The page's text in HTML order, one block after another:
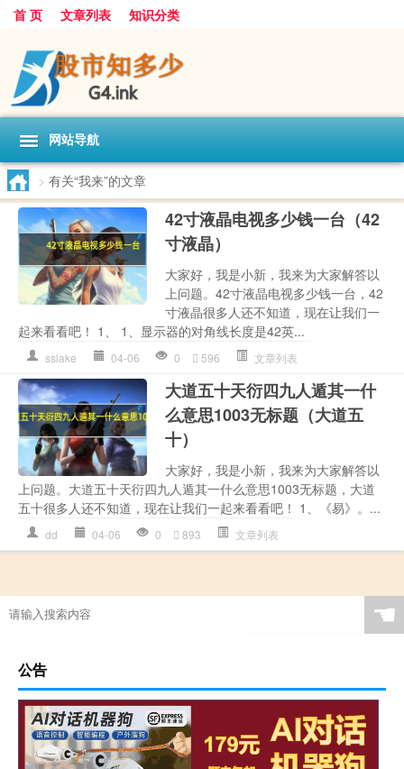
首 页 文章列表 知识分类
网站导航
> 有关“我来”的文章
42寸液晶电视多少钱一台（42
寸液晶）
大家好，我是小新，我来为大家解答以
上问题。42寸液晶电视多少钱一台，42
寸液晶很多人还不知道，现在让我们一
起来看看吧！ 1、 1、显示器的对角线长度是42英...
sslake 04-06 0 596 文章列表
大道五十天衍四九人遁其一什
么意思1003无标题（大道五
十）
大家好，我是小新，我来为大家解答以
上问题。大道五十天衍四九人遁其一什么意思1003无标题，大道
五十很多人还不知道，现在让我们一起来看看吧！ 1、《易》。...
dd 04-06 0 893 文章列表
☚
公告